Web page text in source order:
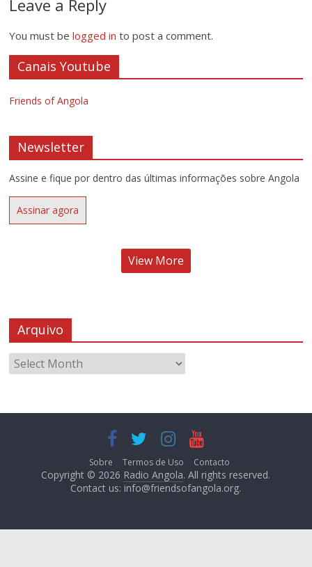
Leave a Reply
You must belogged in to post a comment.
Canais Youtube
Friends of Angola
Newsletter
Assine e fique por dentro das últimas informações sobre Angola
Assinar agora
View More
Arquivo
Sobre Termos de Uso Contacto
Copyright © 2026 Radio Angola. All rights reserved.
Contact us: info@friendsofangola.org.